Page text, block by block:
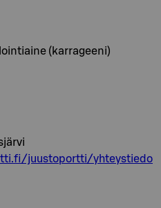
(karrageeni)
juustoportti/yhteystiedo